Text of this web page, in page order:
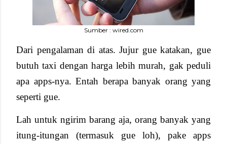
Sumber : wired.com
Dari pengalaman di atas. Jujur gue katakan, gue
butuh taxi dengan harga lebih murah, gak peduli
apa apps-nya. Entah berapa banyak orang yang
seperti gue.
Lah untuk ngirim barang aja, orang banyak yang
itung-itungan (termasuk gue loh), pake apps